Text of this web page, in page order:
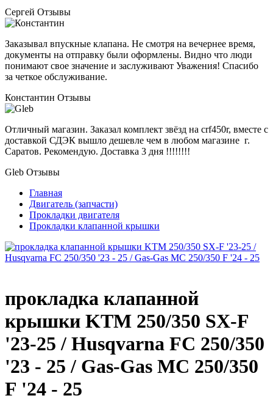
Сергей Отзывы
Заказывал впускные клапана. Не смотря на вечернее время,
документы на отправку были оформлены. Видно что люди
понимают свое значение и заслуживают Уважения! Спасибо
за четкое обслуживание.
Константин Отзывы
Отличный магазин. Заказал комплект звёзд на crf450r, вместе с
доставкой СДЭК вышло дешевле чем в любом магазине г.
Саратов. Рекомендую. Доставка 3 дня !!!!!!!!
Gleb Отзывы
Главная
Двигатель (запчасти)
Прокладки двигателя
Прокладки клапанной крышки
прокладка клапанной
крышки KTM 250/350 SX-F
'23-25 / Husqvarna FC 250/350
'23 - 25 / Gas-Gas MC 250/350
F '24 - 25